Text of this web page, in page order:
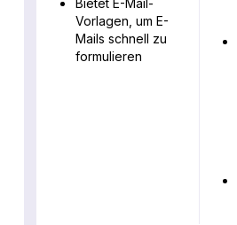
Bietet E-Mail-
Vorlagen, um E-
Mails schnell zu
formulieren